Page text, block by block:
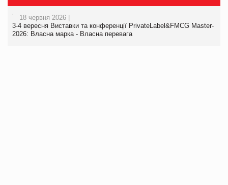
18 червня 2026 |
3-4 вересня Виставки та конференції PrivateLabel&FMCG Master-
2026: Власна марка - Власна перевага